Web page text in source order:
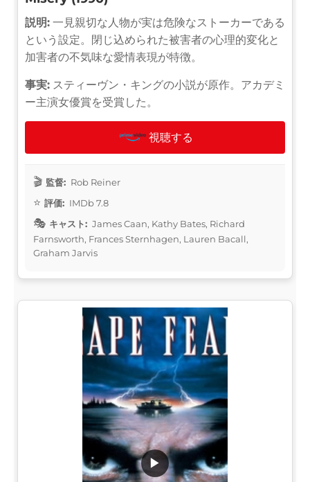
説明: 一見親切な人物が実は危険なストーカーである
という設定。閉じ込められた被害者の心理的変化と
加害者の不気味な愛情表現が特徴。
事実: スティーヴン・キングの小説が原作。アカデミ
ー主演女優賞を受賞した。
視聴する
監督: Rob Reiner
評価: IMDb 7.8
キャスト: James Caan, Kathy Bates, Richard
Farnsworth, Frances Sternhagen, Lauren Bacall,
Graham Jarvis
▶